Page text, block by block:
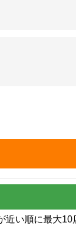
近い順に最大10